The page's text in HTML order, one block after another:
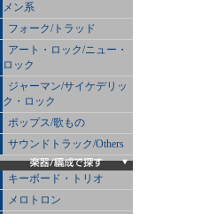
メン系
フォーク/トラッド
アート・ロック/ニュー・
ロック
ジャーマン/サイケデリッ
ク・ロック
ポップス/歌もの
サウンドトラック/Others
キーボード・トリオ
メロトロン